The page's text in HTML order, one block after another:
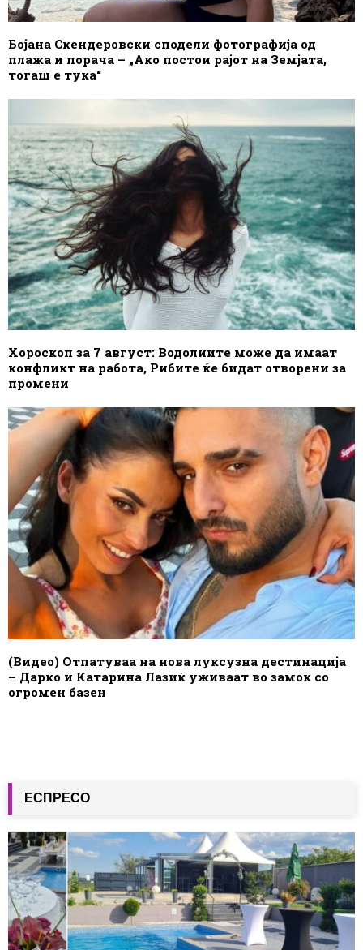
Бојана Скендеровски сподели фотографија од
плажа и порача – „Ако постои рајот на Земјата,
тогаш е тука“
Хороскоп за 7 август: Водолиите може да имаат
конфликт на работа, Рибите ќе бидат отворени за
промени
(Видео) Отпатуваа на нова луксузна дестинација
– Дарко и Катарина Лазиќ уживаат во замок со
огромен базен
ЕСПРЕСО